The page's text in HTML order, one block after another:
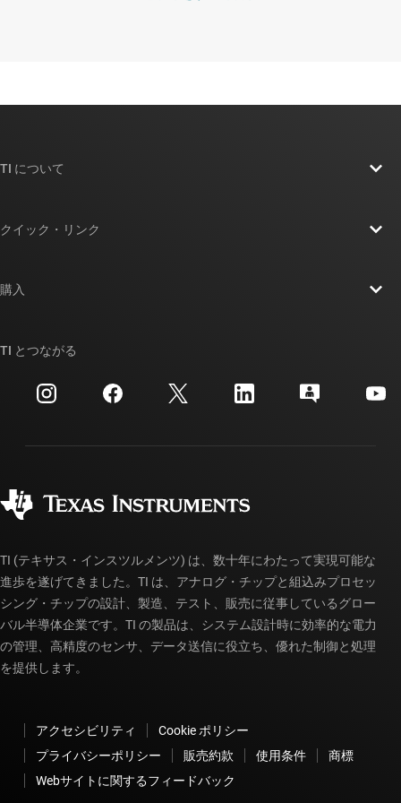
TI について
投資家向け情報
製造
クイック・リンク
クロスリファレンス検索
カスタマー・サポート・センター
myTI アカウントの FAQ
購入
ご注文に関する FAQ
TI とつながる
TI (テキサス・インスツルメンツ) は、数十年にわたって実現可能な
進歩を遂げてきました。TI は、アナログ・チップと組込みプロセッ
シング・チップの設計、製造、テスト、販売に従事しているグロー
バル半導体企業です。TI の製品は、システム設計時に効率的な電力
の管理、高精度のセンサ、データ送信に役立ち、優れた制御と処理
を提供します。
アクセシビリティ
Cookie ポリシー
プライバシーポリシー
販売約款 使用条件
商標
Webサイトに関するフィードバック